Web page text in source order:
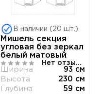
В наличии (20 шт.)
Мишель секция
угловая без зеркал
белый матовый
Нет отзывов
Ширина
93 см
Высота
230 см
Глубина
59 см